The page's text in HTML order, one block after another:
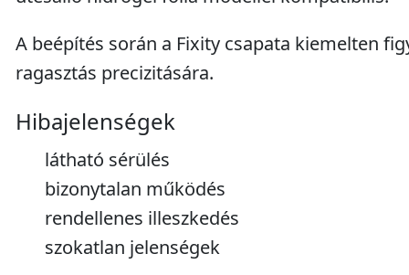
A beépítés során a Fixity csapata kiemelten
ragasztás precizitására.
Hibajelenségek
látható sérülés
bizonytalan működés
rendellenes illeszkedés
szokatlan jelenségek